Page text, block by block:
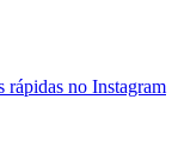
rápidas no Instagram